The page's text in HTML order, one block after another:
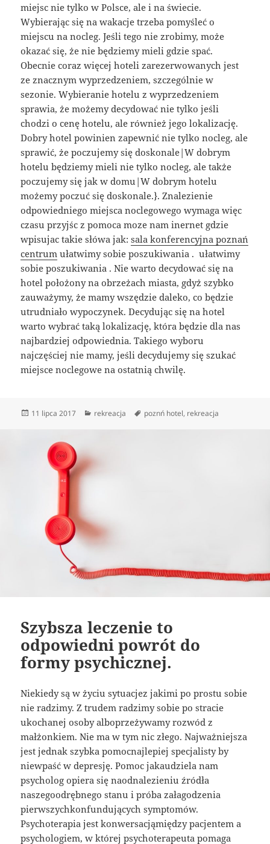
miejsc nie tylko w Polsce, ale i na świecie.
Wybierając się na wakacje trzeba pomyśleć o
miejscu na nocleg. Jeśli tego nie zrobimy, może
okazać się, że nie będziemy mieli gdzie spać.
Obecnie coraz więcej hoteli zarezerwowanych jest
ze znacznym wyprzedzeniem, szczególnie w
sezonie. Wybieranie hotelu z wyprzedzeniem
sprawia, że możemy decydować nie tylko jeśli
chodzi o cenę hotelu, ale również jego lokalizację.
Dobry hotel powinien zapewnić nie tylko nocleg, ale
sprawić, że poczujemy się doskonale|W dobrym
hotelu będziemy mieli nie tylko nocleg, ale także
poczujemy się jak w domu|W dobrym hotelu
możemy poczuć się doskonale.}. Znalezienie
odpowiedniego miejsca noclegowego wymaga więc
czasu przyjśc z pomoca moze nam inernet gdzie
wpisujac takie słówa jak:sala konferencyjna poznań
centrum ułatwimy sobie poszukiwania . ułatwimy
sobie poszukiwania . Nie warto decydować się na
hotel położony na obrzeżach miasta, gdyż szybko
zauważymy, że mamy wszędzie daleko, co będzie
utrudniało wypoczynek. Decydując się na hotel
warto wybrać taką lokalizację, która będzie dla nas
najbardziej odpowiednia. Takiego wyboru
najczęściej nie mamy, jeśli decydujemy się szukać
miejsce noclegowe na ostatnią chwilę.
Data
11 lipca 2017 Kategorie
rekreacja Tagi
poznń hotel, rekreacja
Szybsza leczenie to
odpowiedni powrót do
formy psychicznej.
Niekiedy są w życiu sytuacjez jakimi po prostu sobie
nie radzimy. Z trudem radzimy sobie po stracie
ukochanej osoby alboprzeżywamy rozwód z
małżonkiem. Nie ma w tym nic złego. Najważniejsza
jest jednak szybka pomocnajlepiej specjalisty by
niewpaść w depresję. Pomoc jakaudziela nam
psycholog opiera się naodnalezieniu źródła
naszegoodrębnego stanu i próba załagodzenia
pierwszychkonfundujących symptomów.
Psychoterapia jest konwersacjąmiędzy pacjentem a
psychologiem, w której psychoterapeuta pomaga